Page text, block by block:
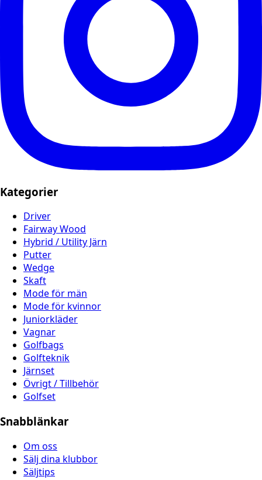
Kategorier
Driver
Fairway Wood
Hybrid / Utility Järn
Putter
Wedge
Skaft
Mode för män
Mode för kvinnor
Juniorkläder
Vagnar
Golfbags
Golfteknik
Järnset
Övrigt / Tillbehör
Golfset
Snabblänkar
Om oss
Sälj dina klubbor
Säljtips